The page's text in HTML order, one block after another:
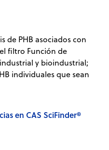
de PHB asociados con
filtro Función de
y bioindustrial;
individuales que sean
en CAS SciFinder®